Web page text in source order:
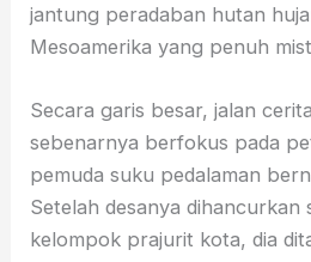
jantung peradaban hutan
Mesoamerika yang penuh
Secara garis besar, jalan
sebenarnya berfokus pada
pemuda suku pedalaman
Setelah desanya dihancurkan
kelompok prajurit kota, dia